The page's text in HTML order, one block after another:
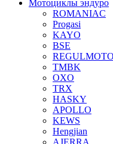
Мотоциклы эндуро
ROMANIAC
Progasi
KAYO
BSE
REGULMOTO
TMBK
OXO
TRX
HASKY
APOLLO
KEWS
Hengjian
AJERRA